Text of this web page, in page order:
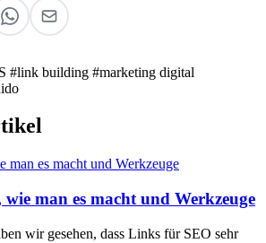
#link building #marketing digital
man es macht und Werkzeuge
wir gesehen, dass Links für SEO sehr